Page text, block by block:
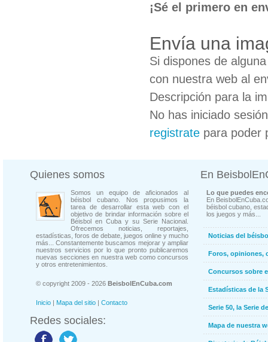
¡Sé el primero en
Envía una
Si dispones de
con nuestra web al
Descripción para la
No has iniciado
registrate para poder
Quienes somos
Somos un equipo de aficionados al
béisbol cubano. Nos propusimos la
tarea de desarrollar esta web con el
objetivo de brindar información sobre el
Béisbol en Cuba y su Serie Nacional.
Ofrecemos noticias, reportajes,
estadísticas, foros de debate, juegos online y mucho
más... Constantemente buscamos mejorar y ampliar
nuestros servicios por lo que pronto publicaremos
nuevas secciones en nuestra web como concursos
y otros entretenimientos.
© copyright 2009 - 2026 BeisbolEnCuba.com
Inicio | Mapa del sitio | Contacto
Redes sociales:
En
Lo que puedes
En
béisbol cubano,
los juegos y más...
Noticias del
Foros, opiniones,
Concursos sobre
Estadísticas de la
Serie 50, la Serie
Mapa de nuestra